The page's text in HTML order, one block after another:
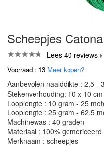
Scheepjes
Lees 40 reviews
Voorraad : 13 Meer kopen?
Aanbevolen naalddikte : 2,5 -
Stekenverhouding: 10 x 10
Looplengte : 10 gram - 25
Looplengte : 25 gram - 62,5
Machinewas : 40 graden
Materiaal : 100% gemericeerd
Merknaam : scheepjes